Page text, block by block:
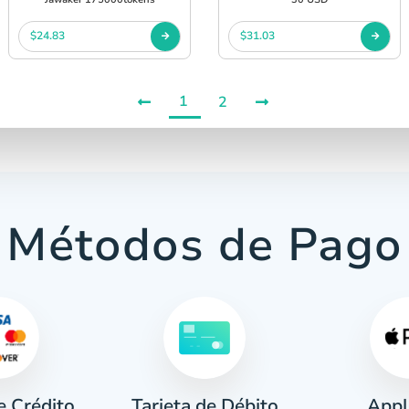
$24.83 $31.03
1 2
Métodos de Pago